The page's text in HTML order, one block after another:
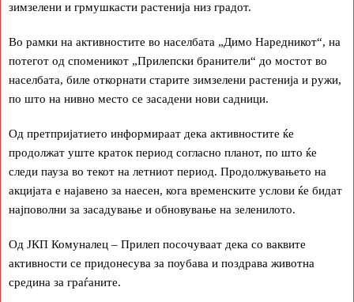
зимзелени и грмушкасти растенија низ градот.
Во рамки на активностите во населбата „Димо Наредникот“, на
потегот од споменикот „Прилепски бранители“ до мостот во
населбата, биле откорнати старите зимзелени растенија и ружи,
по што на нивно место се засадени нови садници.
Од претпријатието информираат дека активностите ќе
продолжат уште краток период согласно планот, по што ќе
следи пауза во текот на летниот период. Продолжувањето на
акцијата е најавено за наесен, кога временските услови ќе бидат
најповолни за засадување и обновување на зеленилото.
Од ЈКП Комуналец – Прилеп посочуваат дека со ваквите
активности се придонесува за поубава и поздрава животна
средина за граѓаните.